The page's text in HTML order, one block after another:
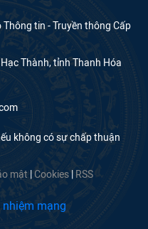
tin - Truyền thông Cấp
Thành, tỉnh Thanh Hóa
không có sự chấp thuận
mật Cookies RSS